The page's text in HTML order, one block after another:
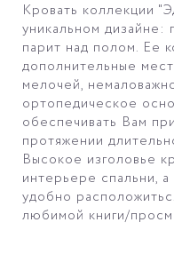
Кровать коллекции
уникальном дизайне:
парит над полом. Ее
дополнительные
мелочей,
ортопедическое
обеспечивать Вам
протяжении
Высокое изголовье
интерьере спальни,
удобно
любимой книги/